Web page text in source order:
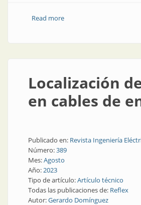
Read moreabout Se cuida el carrete,
Localización
en cables de
Publicado en: Revista Ingeniería
Número:389
Mes:Agosto
Año:2023
Tipo de artículo:Artículo técnico
Todas las publicaciones de: Reflex
Autor:Gerardo Domínguez